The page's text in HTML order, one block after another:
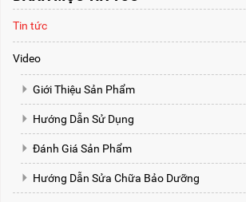
Tin tức
Video
Giới Thiệu Sản Phẩm
Hướng Dẫn Sử Dụng
Đánh Giá Sản Phẩm
Hướng Dẫn Sửa Chữa Bảo Dưỡng